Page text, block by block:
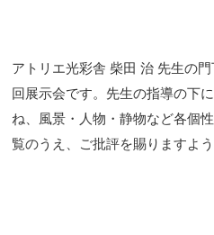
アトリエ光彩舎 柴田 治 先生の
回展示会です。先生の指導の下
ね、風景・人物・静物など各個
覧のうえ、ご批評を賜りますよ